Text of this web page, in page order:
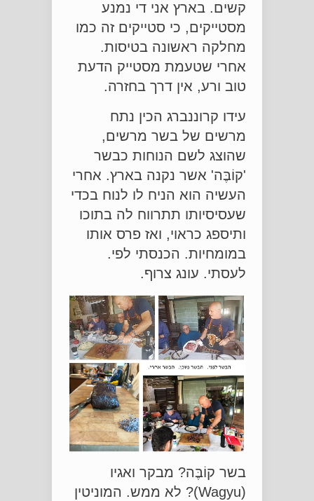
קשים. בארץ אני די נמנע
מסטייקים, כי סטייקים זה כמו
מחלקה ראשונה בטיסות.
אחרי שטעמת מסטייק הדעת
טוב ורע, אין דרך בחזרה.
עידו קרוננברג הכין נתח
מרשים של בשר מרשים,
שהוצג לשם הנוחות כבשר
'קוֹבֶּה' אשר נקנה בארץ. אחרי
העשיה הוא הניח לו לנוח בכדי
שעסיסיותו תתרווח לה בתוכו
ותיספג כראוי, ואז פרס אותו
במומחיות. הכנסתי לפי.
לעסתי. עונג צרוף.
בשר קוֹבֶּה? מבקר ואגיו
(Wagyu)? לא ממש. המוניטין